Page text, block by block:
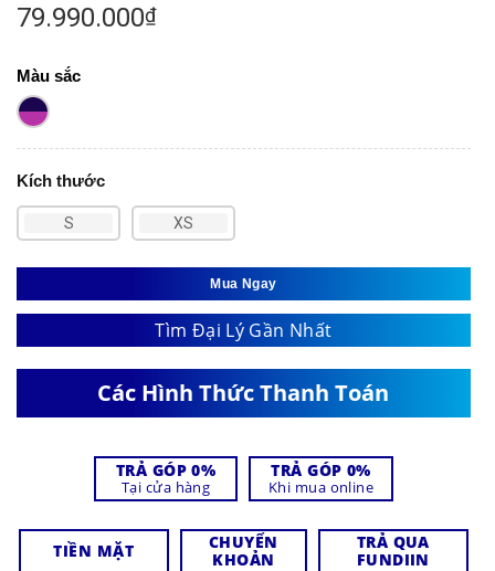
79.990.000₫
Màu sắc
Kích thước
S XS
Mua Ngay
Tìm Đại Lý Gần Nhất
Các Hình Thức Thanh Toán
TRẢ GÓP 0%
Tại cửa hàng
TRẢ GÓP 0%
Khi mua online
TIỀN MẶT
CHUYỂN
KHOẢN
TRẢ QUA
FUNDIIN